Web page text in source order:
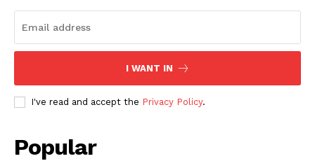
I WANT IN
I've read and accept the Privacy Policy.
Popular